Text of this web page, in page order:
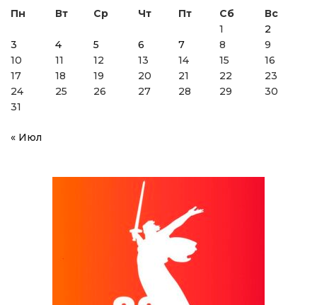
Пн
Вт Ср Чт Пт Сб
Вс
1
2
3
4 5 6 7 8
9
10
11 12 13 14 15
16
17
18 19 20 21 22
23
24
25 26 27 28 29
30
31
« Июл